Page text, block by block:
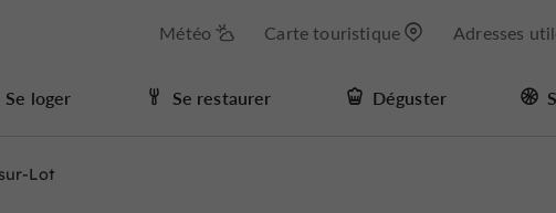
Météo Carte touristique Adresses
Se loger Se restaurer Déguster
Lot